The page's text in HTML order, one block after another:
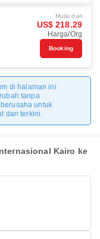
Mulai dari
US$ 218.29
Harga/Org
Booking
di halaman ini
tanpa
untuk
dan terkini.
Kairo ke